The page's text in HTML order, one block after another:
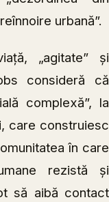
urbană”.
„agitate” și
consideră că
complexă”, la
care construiesc
în care
rezistă și
să aibă contact